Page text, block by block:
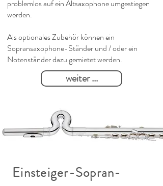
problemlos auf ein Altsaxophone umgestiegen
werden.
Als optionales Zubehör können ein
Sopransaxophone-Ständer und / oder ein
Notenständer dazu gemietet werden.
weiter ...
Einsteiger-Sopran-